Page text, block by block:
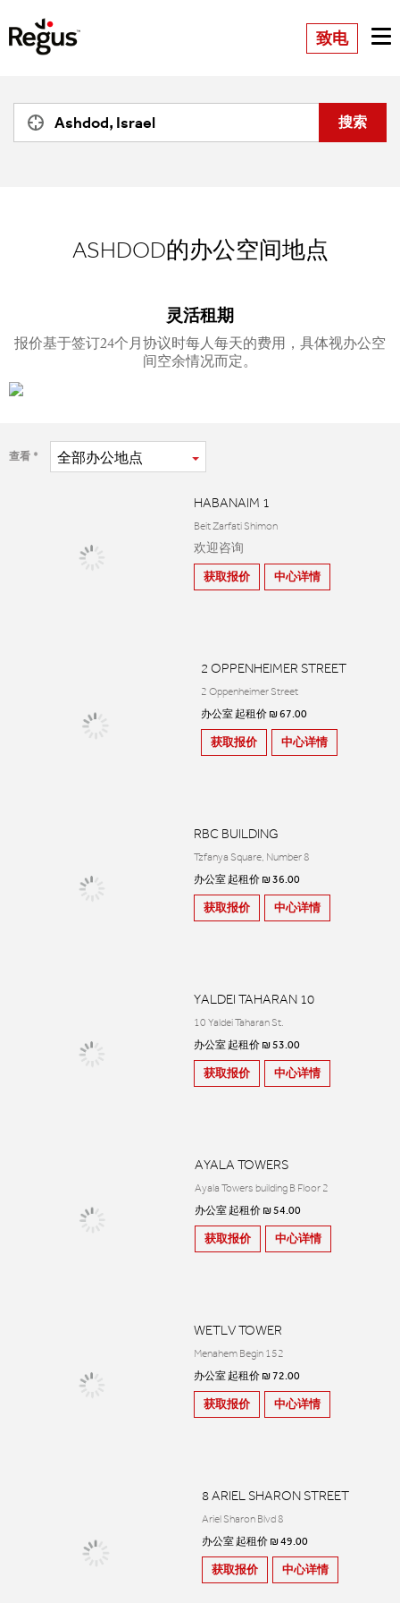
致电
ASHDOD的办公空间地点
灵活租期
报价基于签订24个月协议时每人每天的费用，具体视办公空
间空余情况而定。
查看 全部办公地点
HABANAIM 1
Beit Zarfati Shimon
欢迎咨询
获取报价 中心详情
2 OPPENHEIMER STREET
2 Oppenheimer Street
办公室 起租价 ₪ 67.00
获取报价 中心详情
RBC BUILDING
Tzfanya Square, Number 8
办公室 起租价 ₪ 36.00
获取报价 中心详情
YALDEI TAHARAN 10
10 Yaldei Taharan St.
办公室 起租价 ₪ 53.00
获取报价 中心详情
AYALA TOWERS
Ayala Towers building B Floor 2
办公室 起租价 ₪ 54.00
获取报价 中心详情
WETLV TOWER
Menahem Begin 152
办公室 起租价 ₪ 72.00
获取报价 中心详情
8 ARIEL SHARON STREET
Ariel Sharon Blvd 8
办公室 起租价 ₪ 49.00
获取报价 中心详情